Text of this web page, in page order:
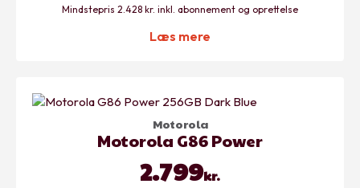
Mindstepris 2.428 kr. inkl. abonnement og oprettelse
Læs mere
Motorola
Motorola G86 Power
2.799kr.